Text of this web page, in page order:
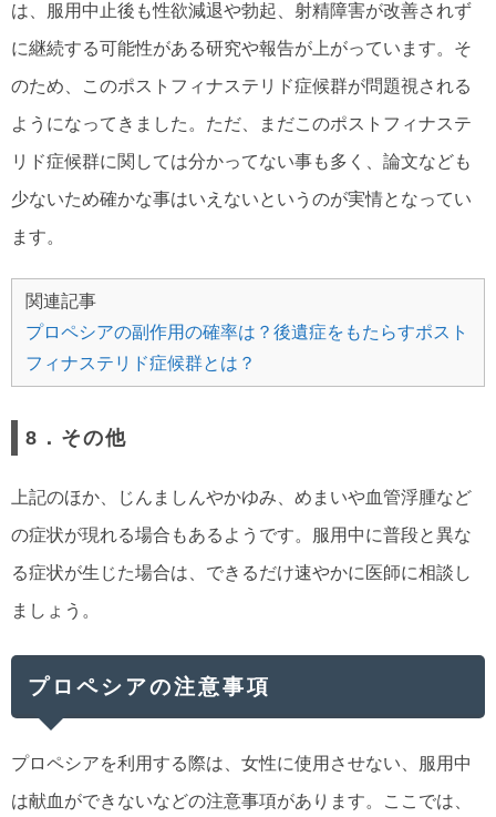
は、服用中止後も性欲減退や勃起、射精障害が改善されず
に継続する可能性がある研究や報告が上がっています。そ
のため、このポストフィナステリド症候群が問題視される
ようになってきました。ただ、まだこのポストフィナステ
リド症候群に関しては分かってない事も多く、論文なども
少ないため確かな事はいえないというのが実情となってい
ます。
関連記事
プロペシアの副作用の確率は？後遺症をもたらすポスト
フィナステリド症候群とは？
8．その他
上記のほか、じんましんやかゆみ、めまいや血管浮腫など
の症状が現れる場合もあるようです。服用中に普段と異な
る症状が生じた場合は、できるだけ速やかに医師に相談し
ましょう。
プロペシアの注意事項
プロペシアを利用する際は、女性に使用させない、服用中
は献血ができないなどの注意事項があります。ここでは、